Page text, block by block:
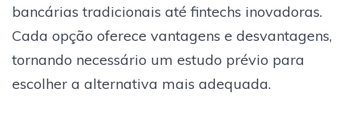
bancárias tradicionais até fintechs inovadoras.
Cada opção oferece vantagens e desvantagens,
tornando necessário um estudo prévio para
escolher a alternativa mais adequada.